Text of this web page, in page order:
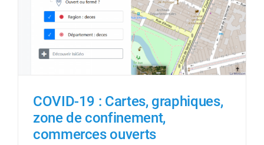
COVID-19 : Cartes, graphiques,
zone de confinement,
commerces ouverts